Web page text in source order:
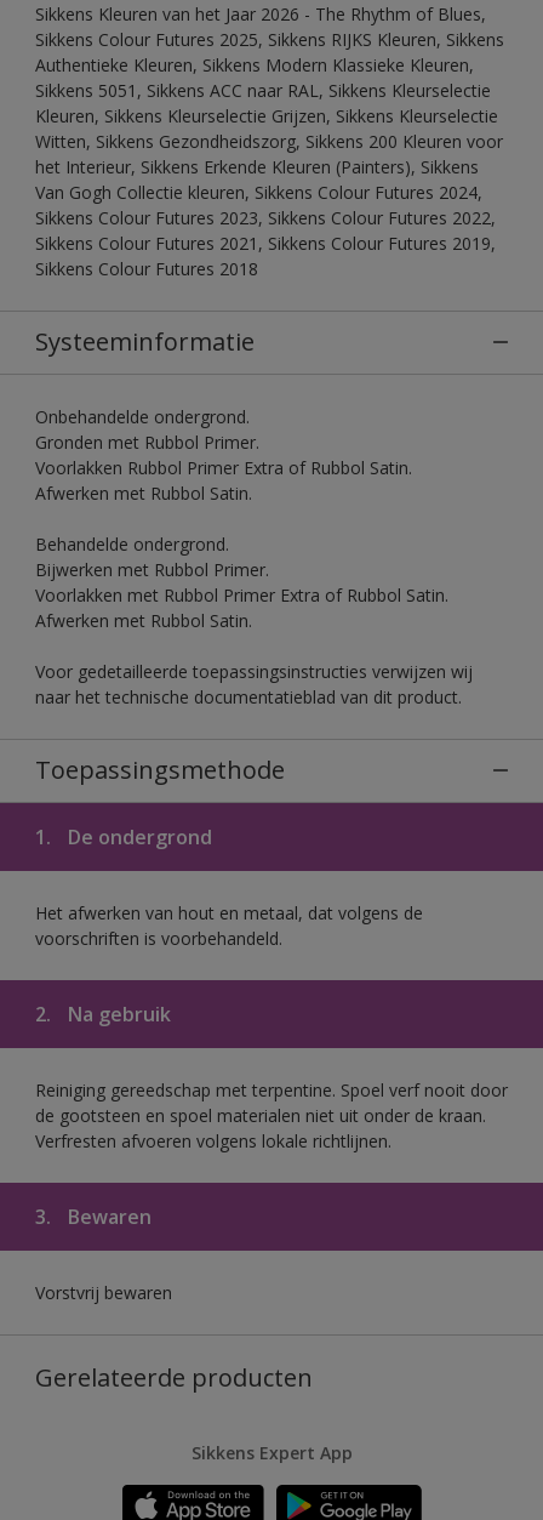
Sikkens Kleuren van het Jaar 2026 - The Rhythm of Blues,
Sikkens Colour Futures 2025, Sikkens RIJKS Kleuren, Sikkens
Authentieke Kleuren, Sikkens Modern Klassieke Kleuren,
Sikkens 5051, Sikkens ACC naar RAL, Sikkens Kleurselectie
Kleuren, Sikkens Kleurselectie Grijzen, Sikkens Kleurselectie
Witten, Sikkens Gezondheidszorg, Sikkens 200 Kleuren voor
het Interieur, Sikkens Erkende Kleuren (Painters), Sikkens
Van Gogh Collectie kleuren, Sikkens Colour Futures 2024,
Sikkens Colour Futures 2023, Sikkens Colour Futures 2022,
Sikkens Colour Futures 2021, Sikkens Colour Futures 2019,
Sikkens Colour Futures 2018
Systeeminformatie
Onbehandelde ondergrond.
Gronden met Rubbol Primer.
Voorlakken Rubbol Primer Extra of Rubbol Satin.
Afwerken met Rubbol Satin.
Behandelde ondergrond.
Bijwerken met Rubbol Primer.
Voorlakken met Rubbol Primer Extra of Rubbol Satin.
Afwerken met Rubbol Satin.
Voor gedetailleerde toepassingsinstructies verwijzen wij
naar het technische documentatieblad van dit product.
Toepassingsmethode
1. De ondergrond
Het afwerken van hout en metaal, dat volgens de
voorschriften is voorbehandeld.
2. Na gebruik
Reiniging gereedschap met terpentine. Spoel verf nooit door
de gootsteen en spoel materialen niet uit onder de kraan.
Verfresten afvoeren volgens lokale richtlijnen.
3. Bewaren
Vorstvrij bewaren
Gerelateerde producten
Sikkens Expert App